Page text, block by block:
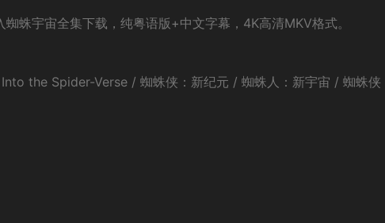
蛛宇宙全集下载，纯粤语版+中文字幕，4K高清MKV格式。
the Spider-Verse / 蜘蛛侠：新纪元 / 蜘蛛人：新宇宙 / 蜘蛛侠